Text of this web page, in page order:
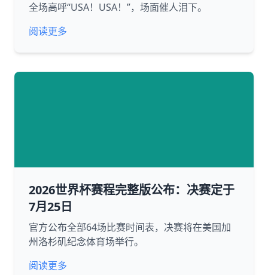
全场高呼“USA！USA！”，场面催人泪下。
阅读更多
2026世界杯赛程完整版公布：决赛定于
7月25日
官方公布全部64场比赛时间表，决赛将在美国加
州洛杉矶纪念体育场举行。
阅读更多